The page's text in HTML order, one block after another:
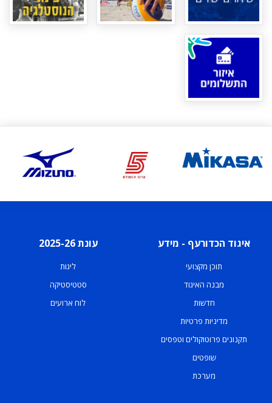
איגוד הכדורעף - מידע
תוכן מקצועי
מבנה האיגוד
חדשות
מדיניות פרטיות
תקנונים פרוטוקולים וטפסים
שופטים
מערכת
עונת 2025-26
ליגות
סטטיסטיקה
לוח ארועים